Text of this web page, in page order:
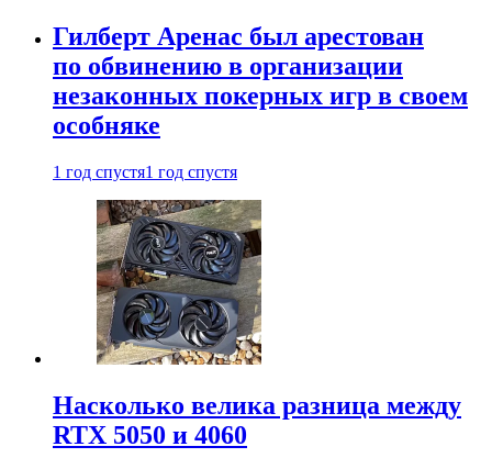
Гилберт Аренас был арестован
по обвинению в организации
незаконных покерных игр в своем
особняке
1 год спустя1 год спустя
Насколько велика разница между
RTX 5050 и 4060